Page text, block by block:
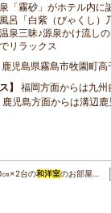
「霧砂」がホテル内に
呂「白紫（びゃくし）
泉三昧♪源泉かけ流し
リラックス
鹿児島県霧島市牧園町
福岡方面からは九
児島方面からは溝辺
×2台の和洋室のお部屋…